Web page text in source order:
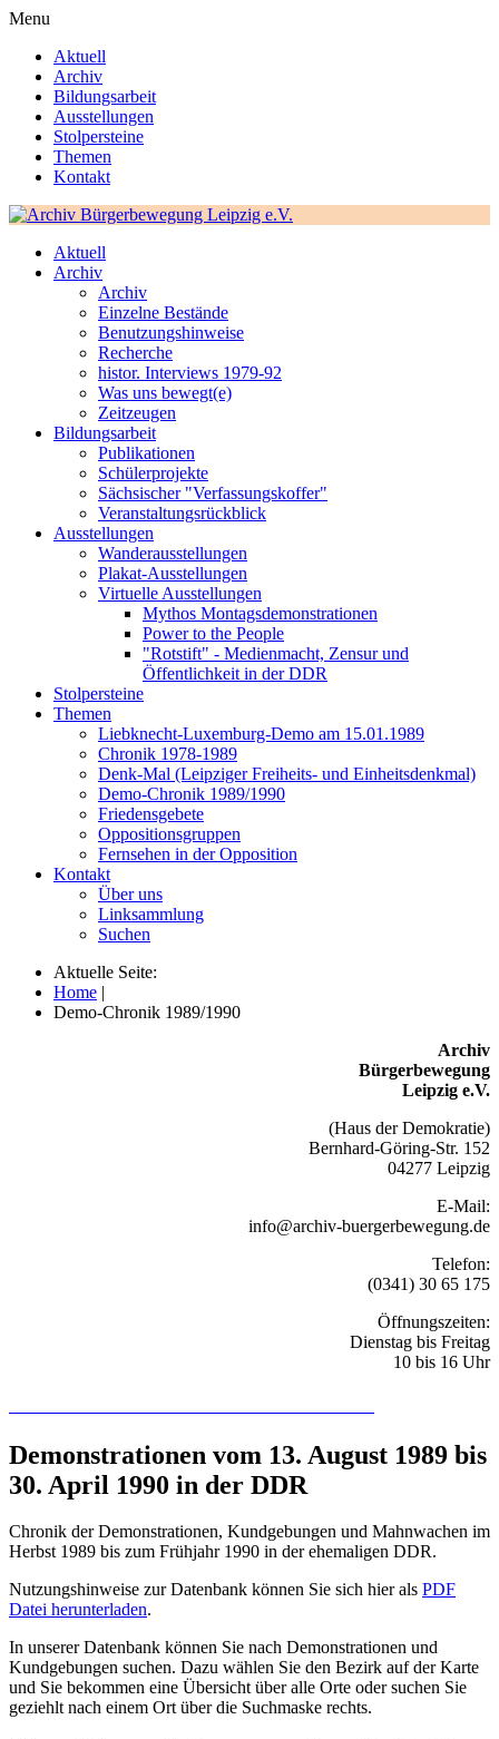
Menu
Aktuell
Archiv
Bildungsarbeit
Ausstellungen
Stolpersteine
Themen
Kontakt
Aktuell
Archiv
Archiv
Einzelne Bestände
Benutzungshinweise
Recherche
histor. Interviews 1979-92
Was uns bewegt(e)
Zeitzeugen
Bildungsarbeit
Publikationen
Schülerprojekte
Sächsischer "Verfassungskoffer"
Veranstaltungsrückblick
Ausstellungen
Wanderausstellungen
Plakat-Ausstellungen
Virtuelle Ausstellungen
Mythos Montagsdemonstrationen
Power to the People
"Rotstift" - Medienmacht, Zensur und
Öffentlichkeit in der DDR
Stolpersteine
Themen
Liebknecht-Luxemburg-Demo am 15.01.1989
Chronik 1978-1989
Denk-Mal (Leipziger Freiheits- und Einheitsdenkmal)
Demo-Chronik 1989/1990
Friedensgebete
Oppositionsgruppen
Fernsehen in der Opposition
Kontakt
Über uns
Linksammlung
Suchen
Aktuelle Seite:
Home |
Demo-Chronik 1989/1990
Archiv
Bürgerbewegung
Leipzig e.V.
(Haus der Demokratie)
Bernhard-Göring-Str. 152
04277 Leipzig
E-Mail:
info@archiv-buergerbewegung.de
Telefon:
(0341) 30 65 175
Öffnungszeiten:
Dienstag bis Freitag
10 bis 16 Uhr
Demonstrationen vom 13. August 1989 bis
30. April 1990 in der DDR
Chronik der Demonstrationen, Kundgebungen und Mahnwachen im
Herbst 1989 bis zum Frühjahr 1990 in der ehemaligen DDR.
Nutzungshinweise zur Datenbank können Sie sich hier als PDF
Datei herunterladen.
In unserer Datenbank können Sie nach Demonstrationen und
Kundgebungen suchen. Dazu wählen Sie den Bezirk auf der Karte
und Sie bekommen eine Übersicht über alle Orte oder suchen Sie
geziehlt nach einem Ort über die Suchmaske rechts.